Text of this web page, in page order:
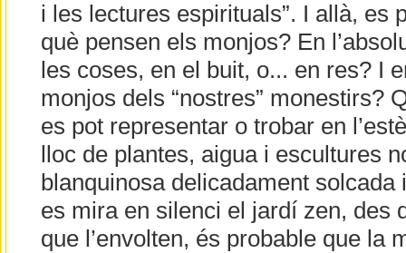
i les lectures espirituals”. I allà, es
què pensen els monjos? En
les coses, en el buit, o... en res? I
monjos dels “nostres” monestirs?
es pot representar o trobar en
lloc de plantes, aigua i escultures
blanquinosa delicadament
es mira en silenci el jardí zen, des
que l’envolten, és probable que la